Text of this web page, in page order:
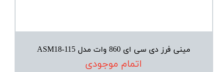
مینی فرز دی سی ای 860 وات مدل ASM18-115
اتمام موجودی